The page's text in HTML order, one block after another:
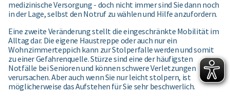
medizinische Versorgung - doch nicht immer sind Sie dann noch
in der Lage, selbst den Notruf zu wählen und Hilfe anzufordern.
Eine zweite Veränderung stellt die eingeschränkte Mobilität im
Alltag dar. Die eigene Haustreppe oder auch nur ein
Wohnzimmerteppich kann zur Stolperfalle werden undsomit
zu einer Gefahrenquelle. Stürze sind eine der häufigsten
Notfälle bei Senioren und können schwere Verletzungen
verursachen. Aber auch wenn Sie nur leicht stolpern, ist
möglicherweise das Aufstehen für Sie sehr beschwerlich.